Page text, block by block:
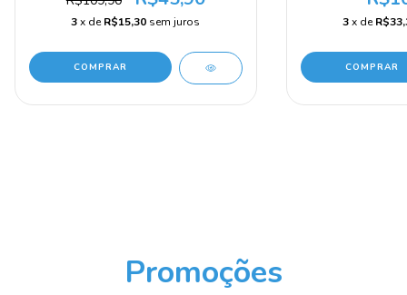
3 x deR$15,30 sem juros 3x de
Promoções